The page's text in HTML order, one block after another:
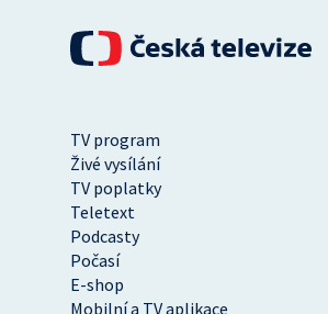
TV program
Živé vysílání
TV poplatky
Teletext
Podcasty
Počasí
E-shop
Mobilní a TV aplikace